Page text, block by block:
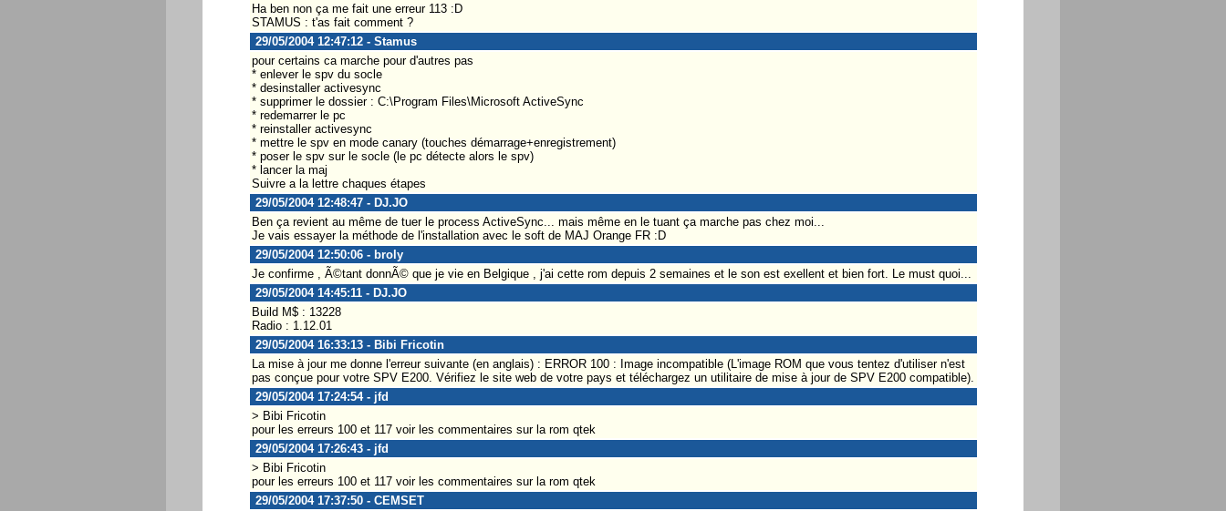
Ha ben non ça me fait une erreur 113 :D
STAMUS : t'as fait comment ?
29/05/2004 12:47:12 - Stamus
pour certains ca marche pour d'autres pas
* enlever le spv du socle
* desinstaller activesync
* supprimer le dossier : C:\Program Files\Microsoft ActiveSync
* redemarrer le pc
* reinstaller activesync
* mettre le spv en mode canary (touches démarrage+enregistrement)
* poser le spv sur le socle (le pc détecte alors le spv)
* lancer la maj
Suivre a la lettre chaques étapes
29/05/2004 12:48:47 - DJ.JO
Ben ça revient au même de tuer le process ActiveSync... mais même en le tuant ça marche pas chez moi...
Je vais essayer la méthode de l'installation avec le soft de MAJ Orange FR :D
29/05/2004 12:50:06 - broly
Je confirme , Ã©tant donnÃ© que je vie en Belgique , j'ai cette rom depuis 2 semaines et le son est exellent et bien fort. Le must quoi...
29/05/2004 14:45:11 - DJ.JO
Build M$ : 13228
Radio : 1.12.01
29/05/2004 16:33:13 - Bibi Fricotin
La mise à jour me donne l'erreur suivante (en anglais) : ERROR 100 : Image incompatible (L'image ROM que vous tentez d'utiliser n'est
pas conçue pour votre SPV E200. Vérifiez le site web de votre pays et téléchargez un utilitaire de mise à jour de SPV E200 compatible).
29/05/2004 17:24:54 - jfd
> Bibi Fricotin
pour les erreurs 100 et 117 voir les commentaires sur la rom qtek
29/05/2004 17:26:43 - jfd
> Bibi Fricotin
pour les erreurs 100 et 117 voir les commentaires sur la rom qtek
29/05/2004 17:37:50 - CEMSET